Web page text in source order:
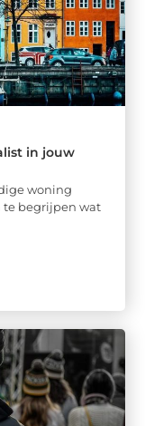
in jouw
woning
te begrijpen wat